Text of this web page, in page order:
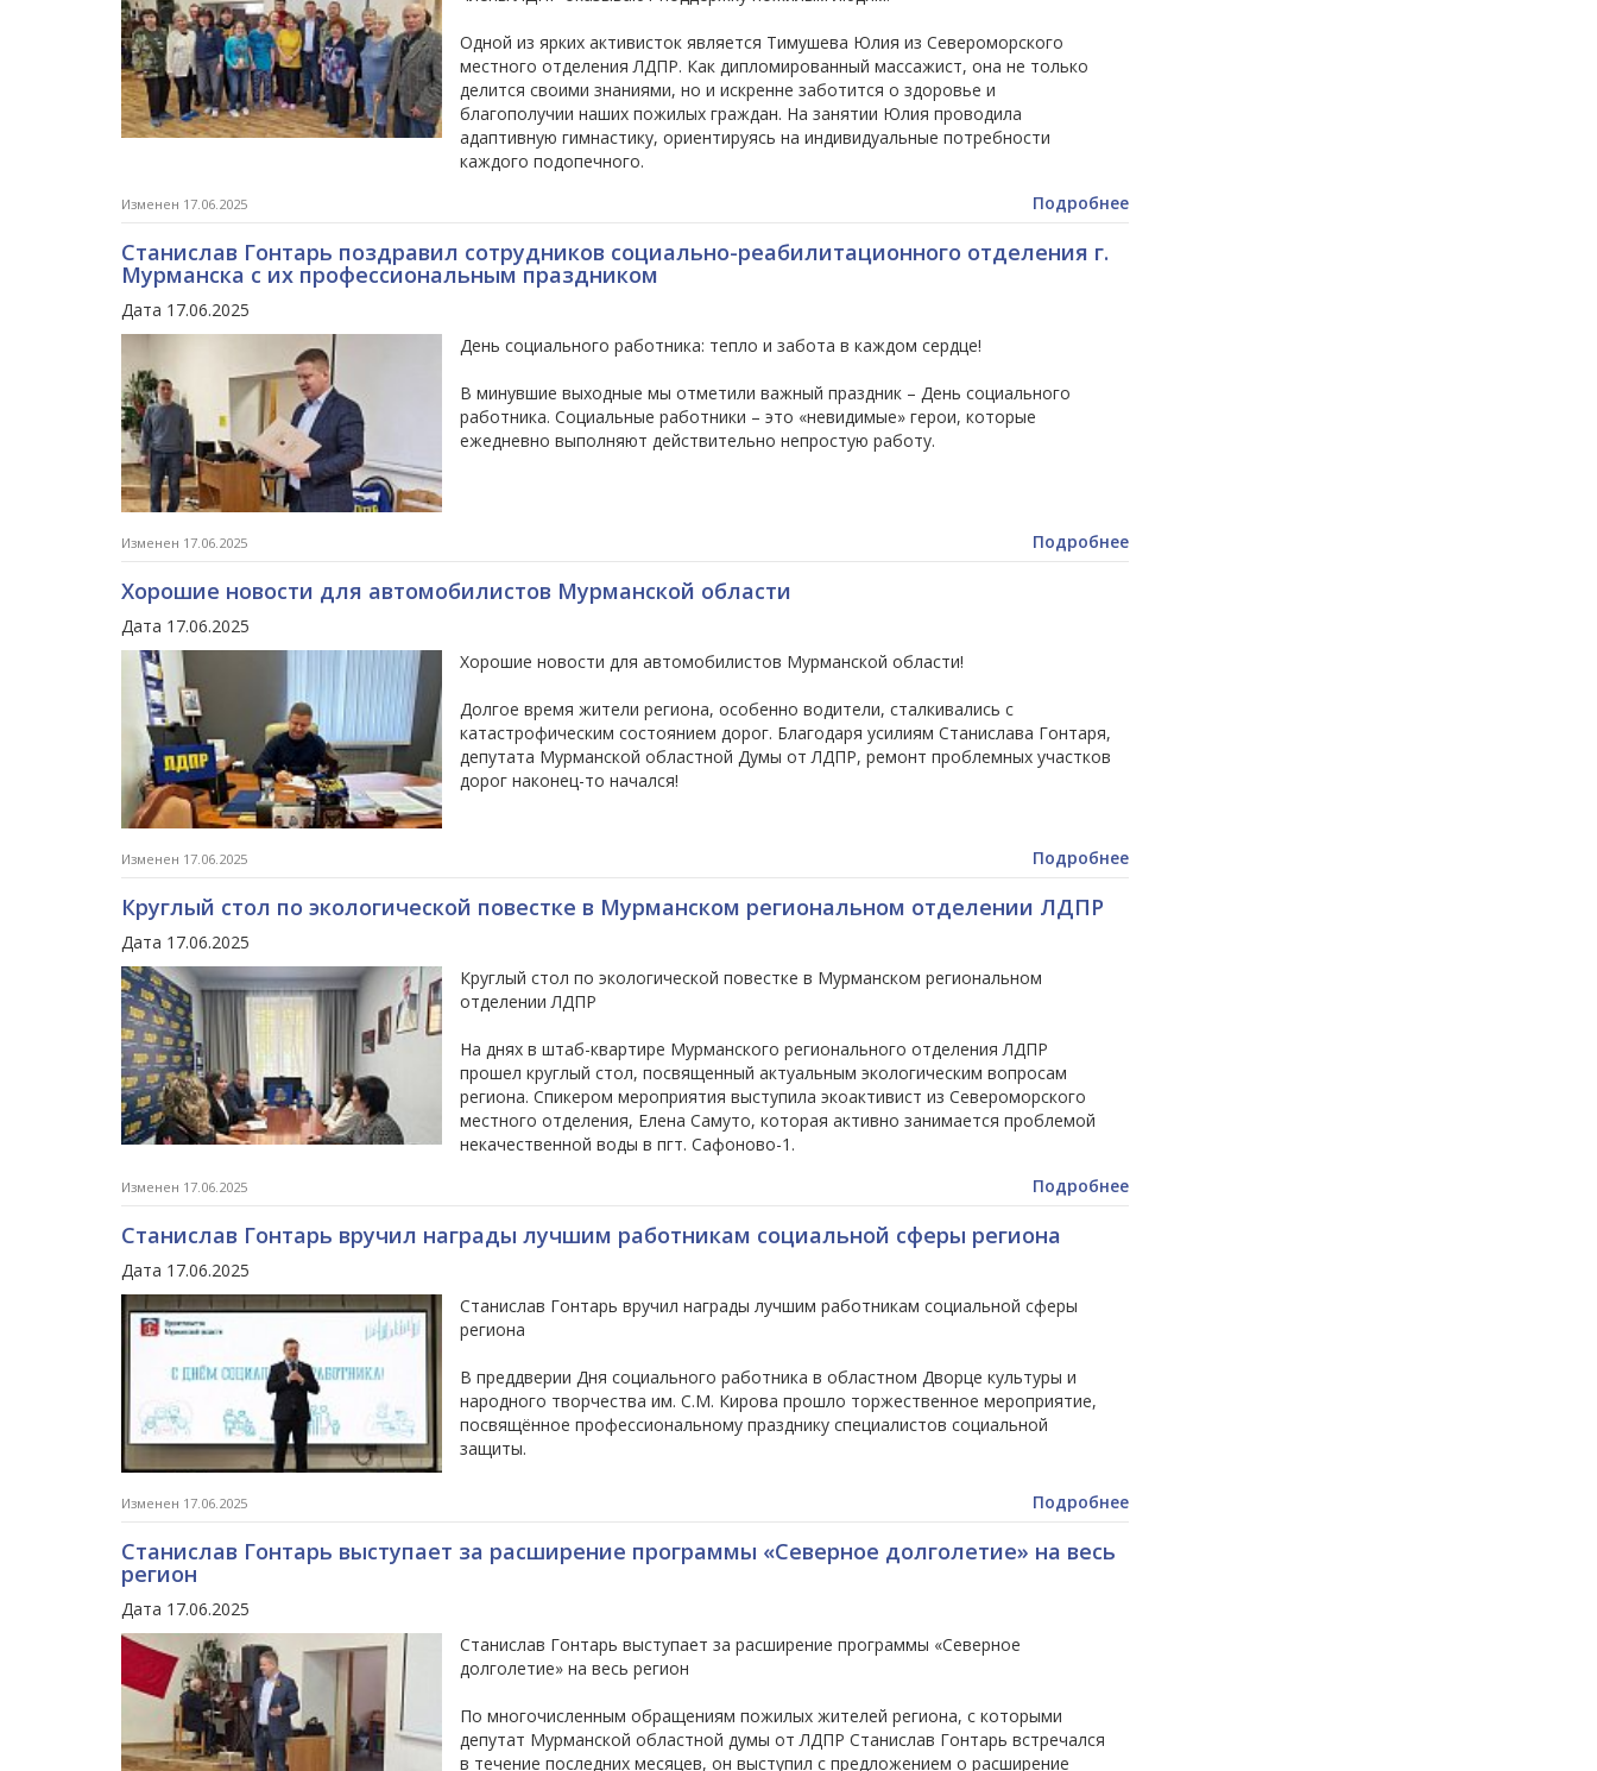
Одной из ярких активисток является Тимушева Юлия из Североморского
местного отделения ЛДПР. Как дипломированный массажист, она не только
делится своими знаниями, но и искренне заботится о здоровье и
благополучии наших пожилых граждан. На занятии Юлия проводила
адаптивную гимнастику, ориентируясь на индивидуальные потребности
каждого подопечного.
Изменен 17.06.2025 Подробнее
Станислав Гонтарь поздравил сотрудников социально-реабилитационного отделения г.
Мурманска с их профессиональным праздником
Дата 17.06.2025
День социального работника: тепло и забота в каждом сердце!
В минувшие выходные мы отметили важный праздник – День социального
работника. Социальные работники – это «невидимые» герои, которые
ежедневно выполняют действительно непростую работу.
Изменен 17.06.2025 Подробнее
Хорошие новости для автомобилистов Мурманской области
Дата 17.06.2025
Хорошие новости для автомобилистов Мурманской области!
Долгое время жители региона, особенно водители, сталкивались с
катастрофическим состоянием дорог. Благодаря усилиям Станислава Гонтаря,
депутата Мурманской областной Думы от ЛДПР, ремонт проблемных участков
дорог наконец-то начался!
Изменен 17.06.2025 Подробнее
Круглый стол по экологической повестке в Мурманском региональном отделении ЛДПР
Дата 17.06.2025
Круглый стол по экологической повестке в Мурманском региональном
отделении ЛДПР
На днях в штаб-квартире Мурманского регионального отделения ЛДПР
прошел круглый стол, посвященный актуальным экологическим вопросам
региона. Спикером мероприятия выступила экоактивист из Североморского
местного отделения, Елена Самуто, которая активно занимается проблемой
некачественной воды в пгт. Сафоново-1.
Изменен 17.06.2025 Подробнее
Станислав Гонтарь вручил награды лучшим работникам социальной сферы региона
Дата 17.06.2025
Станислав Гонтарь вручил награды лучшим работникам социальной сферы
региона
В преддверии Дня социального работника в областном Дворце культуры и
народного творчества им. С.М. Кирова прошло торжественное мероприятие,
посвящённое профессиональному празднику специалистов социальной
защиты.
Изменен 17.06.2025 Подробнее
Станислав Гонтарь выступает за расширение программы «Северное долголетие» на весь
регион
Дата 17.06.2025
Станислав Гонтарь выступает за расширение программы «Северное
долголетие» на весь регион
По многочисленным обращениям пожилых жителей региона, с которыми
депутат Мурманской областной думы от ЛДПР Станислав Гонтарь встречался
в течение последних месяцев, он выступил с предложением о расширение